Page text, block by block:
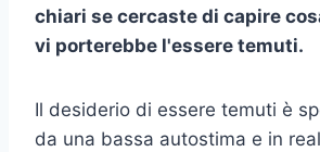
chiari se cercaste di capire
vi porterebbe l'essere temuti.
Il desiderio di essere temuti è
da una bassa autostima e in